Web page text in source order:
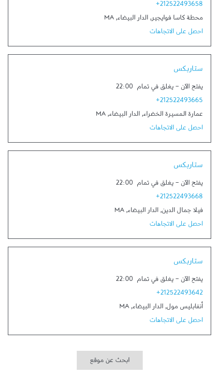
+212522493658
محطة كاسا فوايجير, الدار البيضاء,
MA
احصل على الاتجاهات
ستاربكس
يفتح الآن - يغلق في تمام 22:00
+212522493665
عمارة المسيرة الخضراء, الدار البيضاء,
MA
احصل على الاتجاهات
ستاربكس
يفتح الآن - يغلق في تمام 22:00
+212522493668
فيلا جمال الدين, الدار البيضاء,
MA
احصل على الاتجاهات
ستاربكس
يفتح الآن - يغلق في تمام 22:00
+212522493642
أنفابليس مول, الدار البيضاء,
MA
احصل على الاتجاهات
ابحث عن موقع